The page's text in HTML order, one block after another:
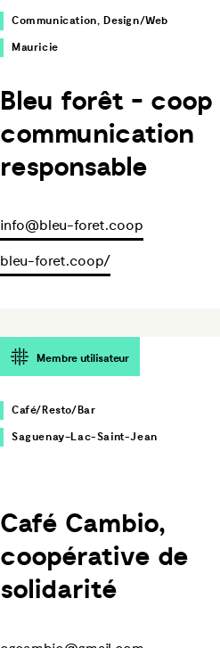
Communication, Design/Web
Mauricie
Bleu forêt - coop
communication
responsable
info@bleu-foret.coop
bleu-foret.coop/
Membre utilisateur
Café/Resto/Bar
Saguenay–Lac-Saint-Jean
Café Cambio,
coopérative de
solidarité